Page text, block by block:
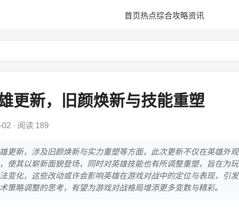
首页热点综合攻略资讯
更新，旧颜焕新与技能重塑
02 · 阅读 189
更新，涉及旧颜焕新与实力重塑等方面，此次更新不仅在英雄外观
使其以崭新面貌登场，同时对英雄技能也有所调整重塑，旨在为玩
变化，这些改动或许会影响英雄在游戏对战中的定位与表现，引发
策略调整的思考，有望为游戏对战格局增添更多变数与精彩。